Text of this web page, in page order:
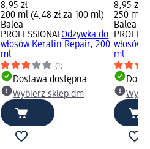
8,95 zł
200 ml (4,48 zł za 100 ml)
Balea
PROFESSIONALOdżywka do
włosów Keratin Repair, 200
ml
(1)
Dostawa dostępna
Wybierz sklep dm
8,95 zł
250 ml
Balea
włosów
ml